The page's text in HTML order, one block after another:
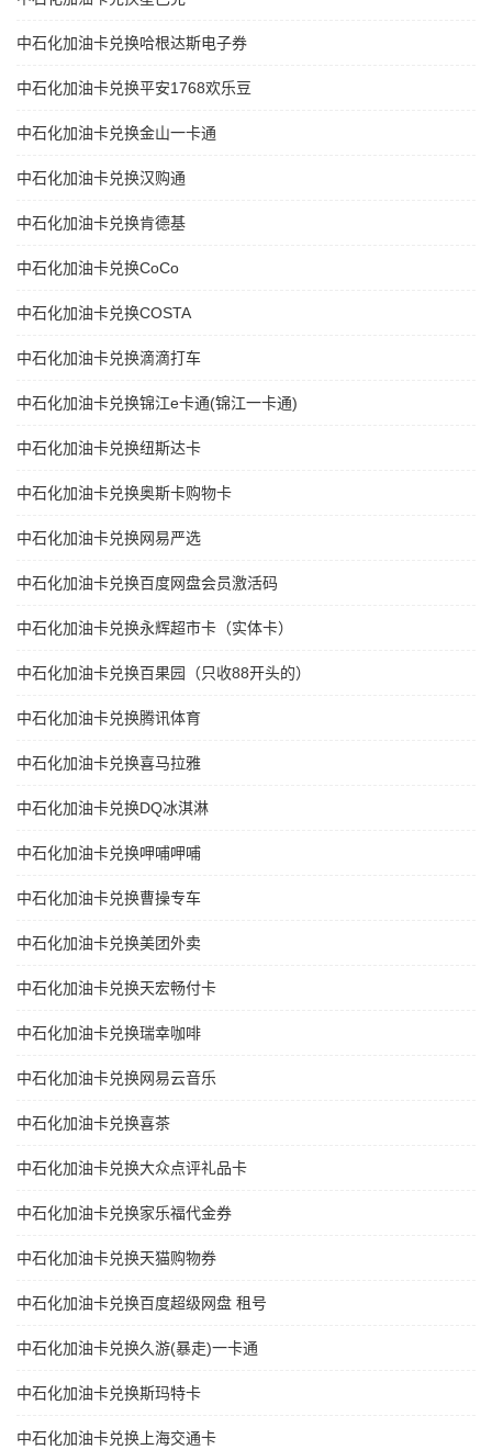
中石化加油卡兑换哈根达斯电子券
中石化加油卡兑换平安1768欢乐豆
中石化加油卡兑换金山一卡通
中石化加油卡兑换汉购通
中石化加油卡兑换肯德基
中石化加油卡兑换CoCo
中石化加油卡兑换COSTA
中石化加油卡兑换滴滴打车
中石化加油卡兑换锦江e卡通(锦江一卡通)
中石化加油卡兑换纽斯达卡
中石化加油卡兑换奥斯卡购物卡
中石化加油卡兑换网易严选
中石化加油卡兑换百度网盘会员激活码
中石化加油卡兑换永辉超市卡（实体卡）
中石化加油卡兑换百果园（只收88开头的）
中石化加油卡兑换腾讯体育
中石化加油卡兑换喜马拉雅
中石化加油卡兑换DQ冰淇淋
中石化加油卡兑换呷哺呷哺
中石化加油卡兑换曹操专车
中石化加油卡兑换美团外卖
中石化加油卡兑换天宏畅付卡
中石化加油卡兑换瑞幸咖啡
中石化加油卡兑换网易云音乐
中石化加油卡兑换喜茶
中石化加油卡兑换大众点评礼品卡
中石化加油卡兑换家乐福代金券
中石化加油卡兑换天猫购物券
中石化加油卡兑换百度超级网盘 租号
中石化加油卡兑换久游(暴走)一卡通
中石化加油卡兑换斯玛特卡
中石化加油卡兑换上海交通卡